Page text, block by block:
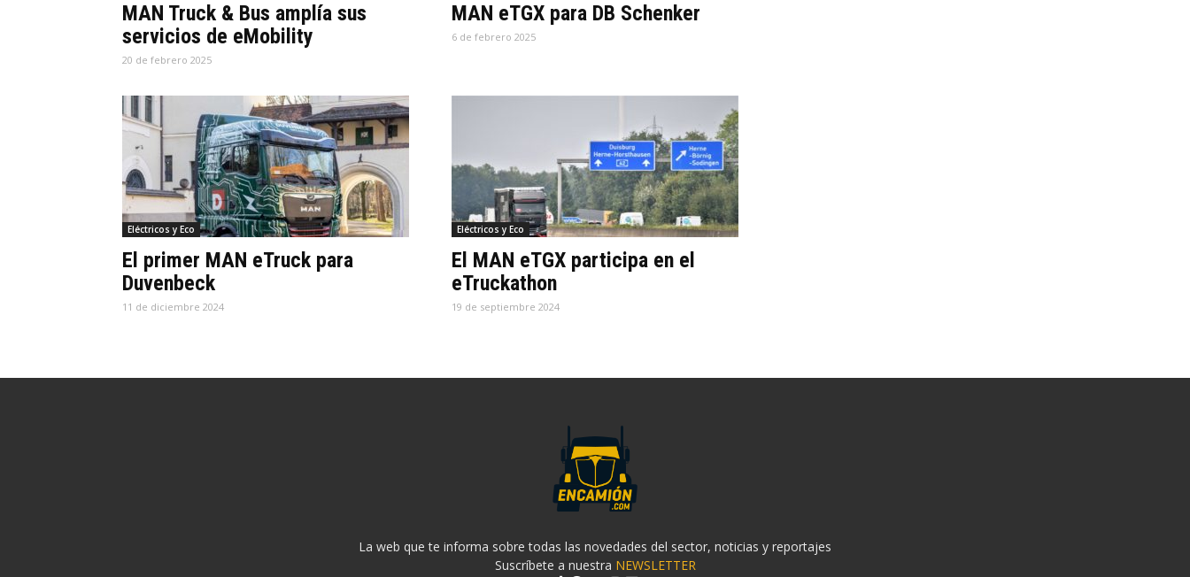
MAN Truck & Bus amplía sus
servicios de eMobility
20 de febrero 2025
MAN eTGX para DB Schenker
6 de febrero 2025
Eléctricos y Eco
El primer MAN eTruck para
Duvenbeck
11 de diciembre 2024
Eléctricos y Eco
El MAN eTGX participa en el
eTruckathon
19 de septiembre 2024
La web que te informa sobre todas las novedades del sector, noticias y reportajes
Suscríbete a nuestra NEWSLETTER